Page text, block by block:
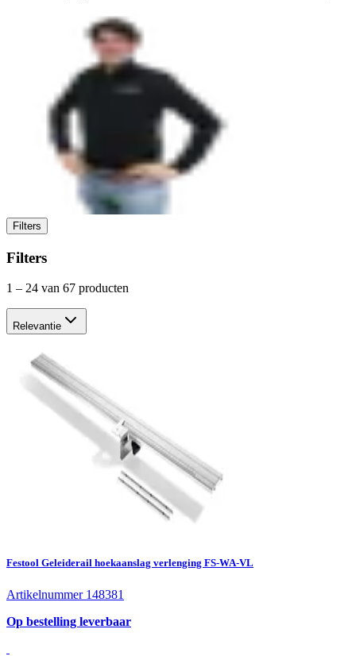
Filters
Filters
1 – 24 van 67 producten
Relevantie
Festool Geleiderail hoekaanslag verlenging FS-WA-VL
Artikelnummer 148381
Op bestelling leverbaar